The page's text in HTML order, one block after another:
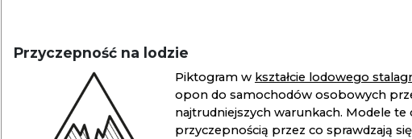
Przyczepność na lodzie
Piktogram w kształcie lodowego
opon do samochodów osobowych
najtrudniejszych warunkach. Modele te
przyczepnością przez co sprawdzają